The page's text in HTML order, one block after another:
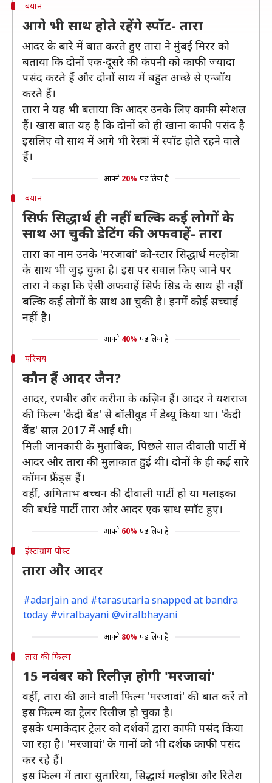
बयान
आगे भी साथ होते रहेंगे स्पॉट- तारा
आदर के बारे में बात करते हुए तारा ने मुंबई मिरर को
बताया कि दोनों एक-दूसरे की कंपनी को काफी ज्यादा
पसंद करते हैं और दोनों साथ में बहुत अच्छे से एन्जॉय
करते हैं।
तारा ने यह भी बताया कि आदर उनके लिए काफी स्पेशल
हैं। खास बात यह है कि दोनों को ही खाना काफी पसंद है
इसलिए वो साथ में आगे भी रेस्त्रां में स्पॉट होते रहने वाले
हैं।
आपने 20% पढ़ लिया है
बयान
सिर्फ सिद्धार्थ ही नहीं बल्कि कई लोगों के
साथ आ चुकी डेटिंग की अफवाहें- तारा
तारा का नाम उनके 'मरजावां' को-स्टार सिद्धार्थ मल्होत्रा
के साथ भी जुड़ चुका है। इस पर सवाल किए जाने पर
तारा ने कहा कि ऐसी अफवाहें सिर्फ सिड के साथ ही नहीं
बल्कि कई लोगों के साथ आ चुकी है। इनमें कोई सच्चाई
नहीं है।
आपने 40% पढ़ लिया है
परिचय
कौन हैं आदर जैन?
आदर, रणबीर और करीना के कज़िन हैं। आदर ने यशराज
की फिल्म 'कैदी बैंड' से बॉलीवुड में डेब्यू किया था। 'कैदी
बैंड' साल 2017 में आई थी।
मिली जानकारी के मुताबिक, पिछले साल दीवाली पार्टी में
आदर और तारा की मुलाकात हुई थी। दोनों के ही कई सारे
कॉमन फ्रेंड्स हैं।
वहीं, अमिताभ बच्चन की दीवाली पार्टी हो या मलाइका
की बर्थडे पार्टी तारा और आदर एक साथ स्पॉट हुए।
आपने 60% पढ़ लिया है
इंस्टाग्राम पोस्ट
तारा और आदर
#adarjain and #tarasutaria snapped at bandra
today #viralbayani @viralbhayani
आपने 80% पढ़ लिया है
तारा की फिल्म
15 नवंबर को रिलीज़ होगी 'मरजावां'
वहीं, तारा की आने वाली फिल्म 'मरजावां' की बात करें तो
इस फिल्म का ट्रेलर रिलीज़ हो चुका है।
इसके धमाकेदार ट्रेलर को दर्शकों द्वारा काफी पसंद किया
जा रहा है। 'मरजावां' के गानों को भी दर्शक काफी पसंद
कर रहे हैं।
इस फिल्म में तारा सुतारिया, सिद्धार्थ मल्होत्रा और रितेश